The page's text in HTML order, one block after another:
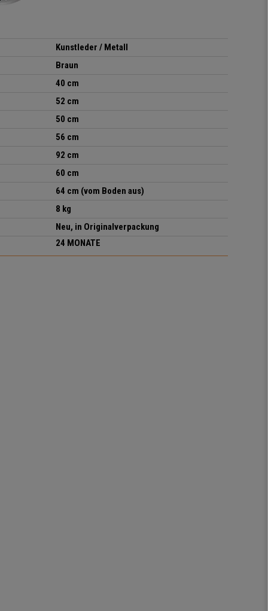
Kunstleder / Metall
Braun
40 cm
52 cm
50 cm
56 cm
92 cm
60 cm
64 cm (vom Boden aus)
8 kg
Neu, in Originalverpackung
24 MONATE